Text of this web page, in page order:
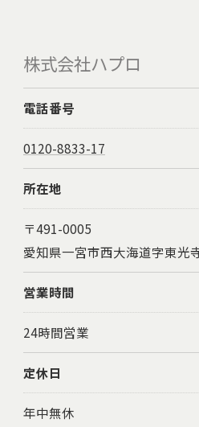
株式会社ハプロ
電話番号
0120-8833-17
所在地
〒491-0005
愛知県一宮市西大海道字東光
営業時間
24時間営業
定休日
年中無休